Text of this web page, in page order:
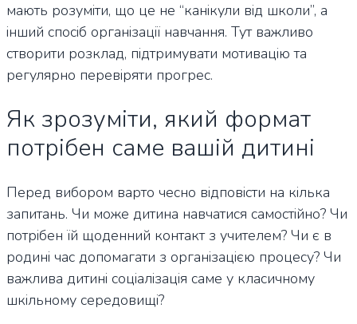
мають розуміти, що це не “канікули від школи”, а
інший спосіб організації навчання. Тут важливо
створити розклад, підтримувати мотивацію та
регулярно перевіряти прогрес.
Як зрозуміти, який формат
потрібен саме вашій дитині
Перед вибором варто чесно відповісти на кілька
запитань. Чи може дитина навчатися самостійно? Чи
потрібен їй щоденний контакт з учителем? Чи є в
родині час допомагати з організацією процесу? Чи
важлива дитині соціалізація саме у класичному
шкільному середовищі?